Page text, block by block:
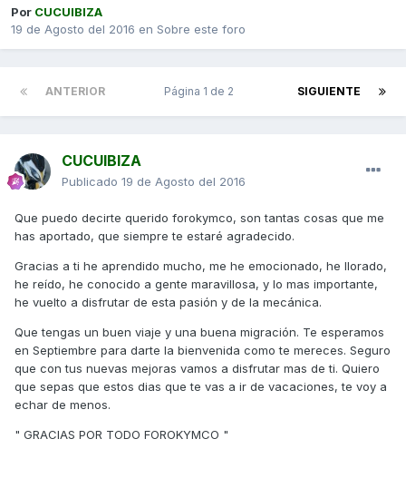
Por CUCUIBIZA
19 de Agosto del 2016 en Sobre este foro
ANTERIOR SIGUIENTE
Página 1 de 2
CUCUIBIZA
Publicado 19 de Agosto del 2016
Que puedo decirte querido forokymco, son tantas cosas que me
has aportado, que siempre te estaré agradecido.
Gracias a ti he aprendido mucho, me he emocionado, he llorado,
he reído, he conocido a gente maravillosa, y lo mas importante,
he vuelto a disfrutar de esta pasión y de la mecánica.
Que tengas un buen viaje y una buena migración. Te esperamos
en Septiembre para darte la bienvenida como te mereces. Seguro
que con tus nuevas mejoras vamos a disfrutar mas de ti. Quiero
que sepas que estos dias que te vas a ir de vacaciones, te voy a
echar de menos.
" GRACIAS POR TODO FOROKYMCO "